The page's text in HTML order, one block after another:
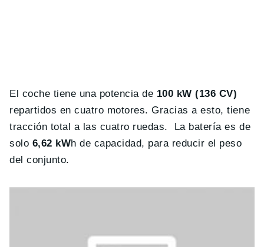
El coche tiene una potencia de 100 kW (136 CV)
repartidos en cuatro motores. Gracias a esto, tiene
tracción total a las cuatro ruedas. La batería es de
solo 6,62 kWh de capacidad, para reducir el peso
del conjunto.